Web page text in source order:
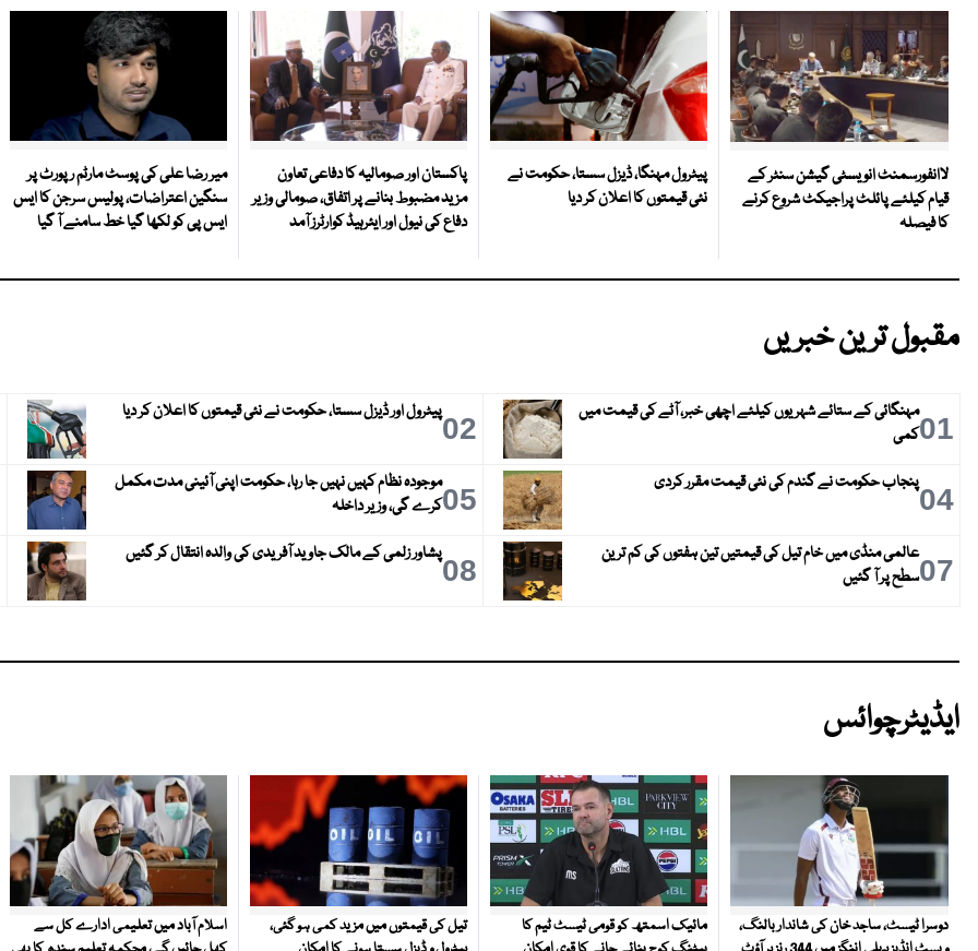
لاانفورسمنٹ انویسٹی گیشن سنٹر کے
قیام کیلئے پائلٹ پراجیکٹ شروع کرنے
کا فیصلہ
پیٹرول مہنگا، ڈیزل سستا، حکومت نے
نئی قیمتوں کا اعلان کر دیا
پاکستان اور صومالیہ کا دفاعی تعاون
مزید مضبوط بنانے پر اتفاق، صومالی وزیر
دفاع کی نیول اور ایئرہیڈ کوارٹرز آمد
میر رضا علی کی پوسٹ مارٹم رپورٹ پر
سنگین اعتراضات، پولیس سرجن کا ایس
ایس پی کو لکھا گیا خط سامنے آ گیا
مقبول ترین خبریں
01مہنگائی کے ستائے شہریوں کیلئے اچھی خبر، آٹے کی قیمت میں
کمی
02پیٹرول اور ڈیزل سستا، حکومت نے نئی قیمتوں کا اعلان کر دیا
04پنجاب حکومت نے گندم کی نئی قیمت مقرر کردی 05موجودہ نظام کہیں نہیں جا رہا، حکومت اپنی آئینی مدت مکمل
کرے گی، وزیر داخلہ
07عالمی منڈی میں خام تیل کی قیمتیں تین ہفتوں کی کم ترین
سطح پر آ گئیں
08پشاور زلمی کے مالک جاوید آفریدی کی والدہ انتقال کر گئیں
ایڈیٹرچوائس
دوسرا ٹیسٹ، ساجد خان کی شاندار بالنگ،
مائیک اسمتھ کو قومی ٹیسٹ ٹیم کا
تیل کی قیمتوں میں مزید کمی ہو گئی،
اسلام آباد میں تعلیمی ادارے کل سے